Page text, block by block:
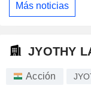
Más noticias
JYOTHY
Acción